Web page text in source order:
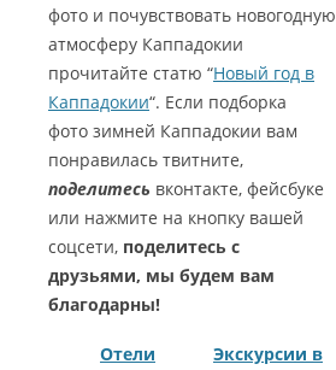
фото и почувствовать новогодную
атмосферу Каппадокии
прочитайте статю “Новый год в
Каппадокии“. Если подборка
фото зимней Каппадокии вам
понравилась твитните,
поделитесь вконтакте, фейсбуке
или нажмите на кнопку вашей
соцсети, поделитесь с
друзьями, мы будем вам
благодарны!
Отели
Экскурсии в